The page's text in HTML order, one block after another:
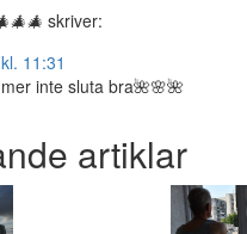
skriver:
11:31
inte sluta bra🌺🌸🌺
artiklar